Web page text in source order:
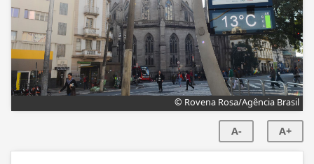
© Rovena Rosa/Agência Brasil
A- A+